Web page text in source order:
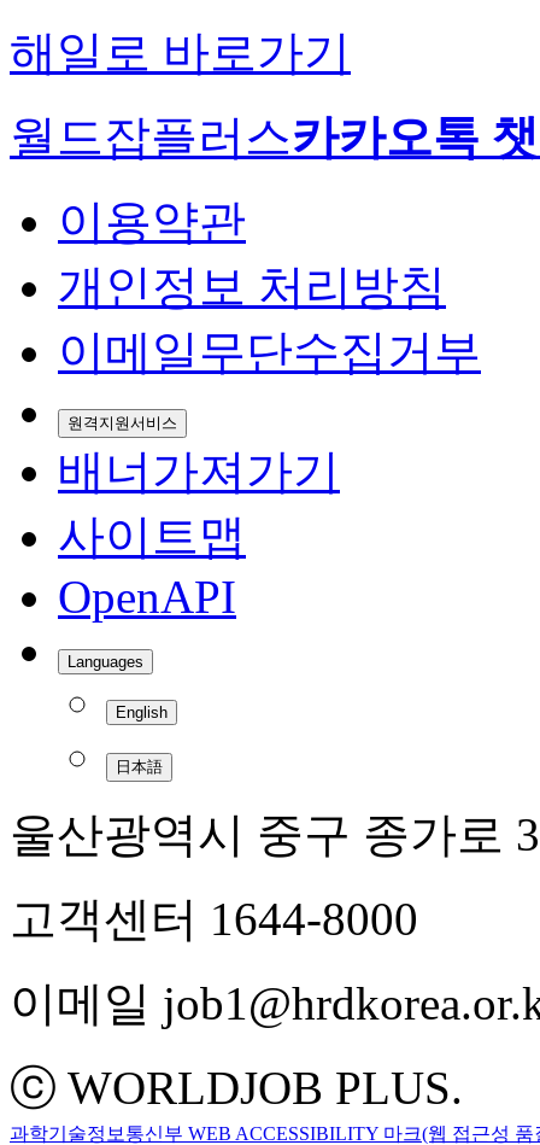
해일로 바로가기
월드잡플러스카카오톡
이용약관
개인정보 처리방침
이메일무단수집거부
원격지원서비스
배너가져가기
사이트맵
OpenAPI
Languages
English
日本語
울산광역시 중구 종가로
고객센터 1644-8000
이메일
ⓒ WORLDJOB PLUS.
과학기술정보통신부 WEB ACCESSIBILITY 마크(웹 접근성 품